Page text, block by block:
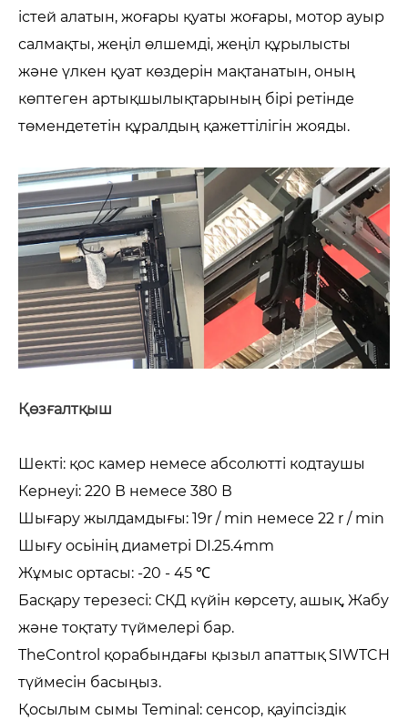
істей алатын, жоғары қуаты жоғары, мотор ауыр
салмақты, жеңіл өлшемді, жеңіл құрылысты
және үлкен қуат көздерін мақтанатын, оның
көптеген артықшылықтарының бірі ретінде
төмендететін құралдың қажеттілігін жояды.
Қөзғалтқыш
Шекті: қос камер немесе абсолютті кодтаушы
Кернеуі: 220 В немесе 380 В
Шығару жылдамдығы: 19r / min немесе 22 r / min
Шығу осьінің диаметрі DI.25.4mm
Жұмыс ортасы: -20 - 45 ℃
Басқару терезесі: СКД күйін көрсету, ашық, Жабу
және тоқтату түймелері бар.
TheControl қорабындағы қызыл апаттық SIWTCH
түймесін басыңыз.
Қосылым сымы Teminal: сенсор, қауіпсіздік